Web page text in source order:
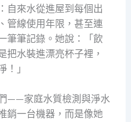
自來水從進屋到每個出
管線使用年限，甚至連
筆筆記錄。她說：「飲
把水裝進漂亮杯子裡，
！」
——家庭水質檢測與淨水
銷一台機器，而是像她